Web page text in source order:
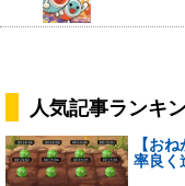
人気記事ランキ
【お
率良く